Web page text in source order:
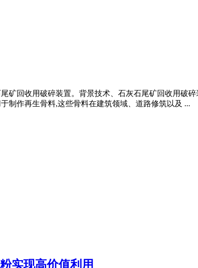
矿回收用破碎装置。背景技术、石灰石尾矿回收用破
制作再生骨料,这些骨料在建筑领域、道路修筑以及 ...
实现高价值利用